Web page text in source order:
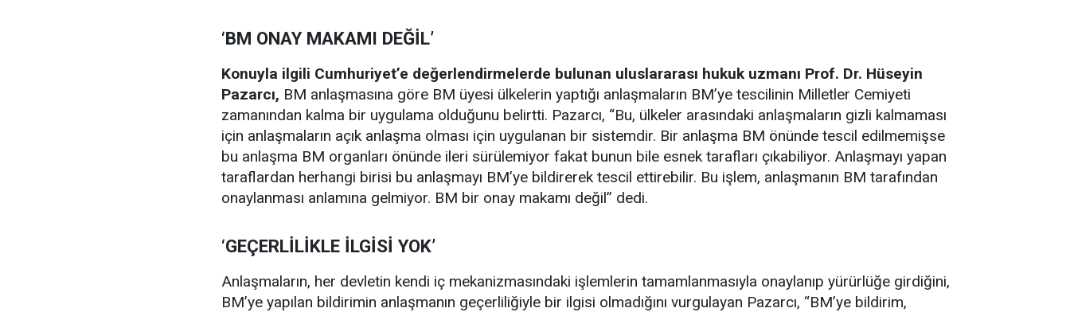
‘BM ONAY MAKAMI DEĞİL’
Konuyla ilgili Cumhuriyet’e değerlendirmelerde bulunan uluslararası hukuk uzmanı Prof. Dr. Hüseyin
Pazarcı, BM anlaşmasına göre BM üyesi ülkelerin yaptığı anlaşmaların BM’ye tescilinin Milletler Cemiyeti
zamanından kalma bir uygulama olduğunu belirtti. Pazarcı, “Bu, ülkeler arasındaki anlaşmaların gizli kalmaması
için anlaşmaların açık anlaşma olması için uygulanan bir sistemdir. Bir anlaşma BM önünde tescil edilmemişse
bu anlaşma BM organları önünde ileri sürülemiyor fakat bunun bile esnek tarafları çıkabiliyor. Anlaşmayı yapan
taraflardan herhangi birisi bu anlaşmayı BM’ye bildirerek tescil ettirebilir. Bu işlem, anlaşmanın BM tarafından
onaylanması anlamına gelmiyor. BM bir onay makamı değil” dedi.
‘GEÇERLİLİKLE İLGİSİ YOK’
Anlaşmaların, her devletin kendi iç mekanizmasındaki işlemlerin tamamlanmasıyla onaylanıp yürürlüğe girdiğini,
BM’ye yapılan bildirimin anlaşmanın geçerliliğiyle bir ilgisi olmadığını vurgulayan Pazarcı, “BM’ye bildirim,